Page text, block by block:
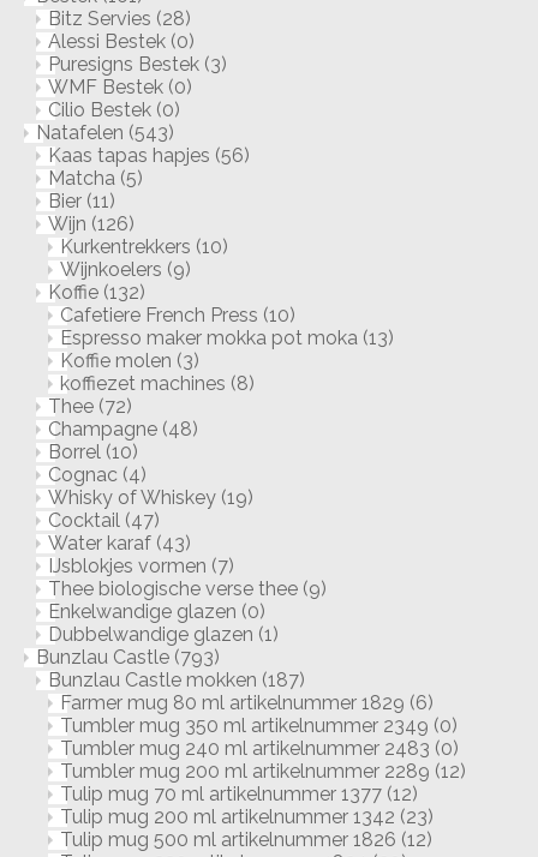
Bitz Servies (28)
Alessi Bestek (0)
Puresigns Bestek (3)
WMF Bestek (0)
Cilio Bestek (0)
Natafelen (543)
Kaas tapas hapjes (56)
Matcha (5)
Bier (11)
Wijn (126)
Kurkentrekkers (10)
Wijnkoelers (9)
Koffie (132)
Cafetiere French Press (10)
Espresso maker mokka pot moka (13)
Koffie molen (3)
koffiezet machines (8)
Thee (72)
Champagne (48)
Borrel (10)
Cognac (4)
Whisky of Whiskey (19)
Cocktail (47)
Water karaf (43)
IJsblokjes vormen (7)
Thee biologische verse thee (9)
Enkelwandige glazen (0)
Dubbelwandige glazen (1)
Bunzlau Castle (793)
Bunzlau Castle mokken (187)
Farmer mug 80 ml artikelnummer 1829 (6)
Tumbler mug 350 ml artikelnummer 2349 (0)
Tumbler mug 240 ml artikelnummer 2483 (0)
Tumbler mug 200 ml artikelnummer 2289 (12)
Tulip mug 70 ml artikelnummer 1377 (12)
Tulip mug 200 ml artikelnummer 1342 (23)
Tulip mug 500 ml artikelnummer 1826 (12)